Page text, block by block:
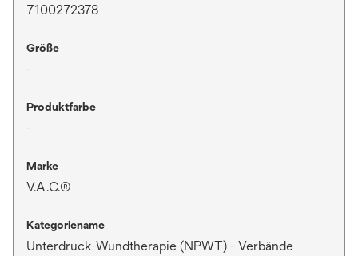
7100272378
Größe
-
Produktfarbe
-
Marke
V.A.C.®
Kategoriename
Unterdruck-Wundtherapie (NPWT) - Verbände